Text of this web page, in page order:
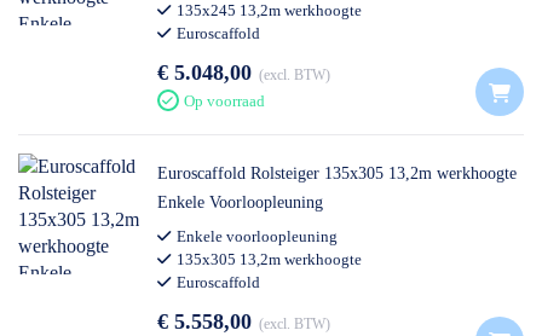
135x245 13,2m werkhoogte
Euroscaffold
€ 5.048,00 excl. BTW
Op voorraad
Euroscaffold Rolsteiger 135x305 13,2m werkhoogte
Enkele Voorloopleuning
Enkele voorloopleuning
135x305 13,2m werkhoogte
Euroscaffold
€ 5.558,00 excl. BTW